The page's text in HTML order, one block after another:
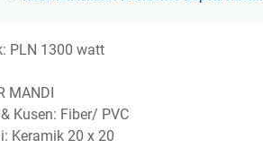
PLN 1300 watt
MANDI
Kusen: Fiber/ PVC
Keramik 20 x 20